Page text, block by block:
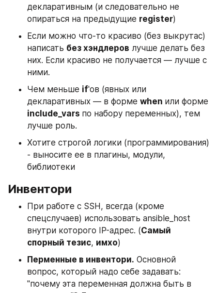
декларативным (и следовательно не
опираться на предыдущие register)
Если можно что-то красиво (без выкрутас)
написать без хэндлеров лучше делать без
них. Если красиво не получается — лучше с
ними.
Чем меньше if'ов (явных или
декларативных — в форме when
include_vars по набору переменных), тем
лучше роль.
Хотите строгой логики (программирования)
- выносите ее в плагины, модули,
библиотеки
Инвентори
При работе с SSH, всегда (кроме
спецслучаев) использовать ansible_host
внутри которого IP-адрес. (Самый
спорный тезис, имхо)
Перменные в инвентори. Основной
вопрос, который надо себе задавать:
"почему эта переменная должна быть в